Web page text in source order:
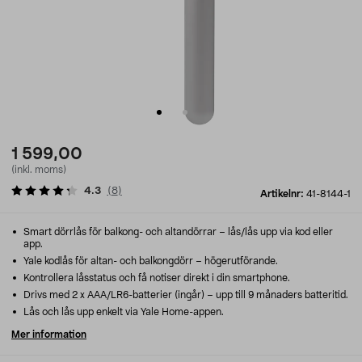
1 599,00
(inkl. moms)
Artikelnr: 41-8144-1
4.3 (8)
Smart dörrlås för balkong- och altandörrar – lås/lås upp via kod eller
app.
Yale kodlås för altan- och balkongdörr – högerutförande.
Kontrollera låsstatus och få notiser direkt i din smartphone.
Drivs med 2 x AAA/LR6-batterier (ingår) – upp till 9 månaders batteritid.
Lås och lås upp enkelt via Yale Home-appen.
Mer information